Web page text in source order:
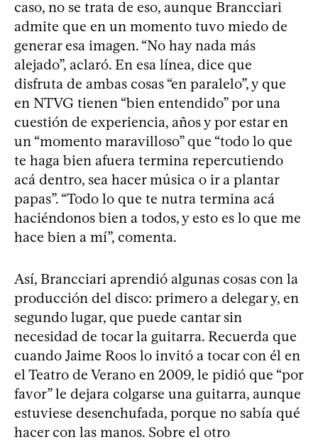
caso, no se trata de eso, aunque Brancciari
admite que en un momento tuvo miedo de
generar esa imagen. “No hay nada más
alejado”, aclaró. En esa línea, dice que
disfruta de ambas cosas “en paralelo”, y que
en NTVG tienen “bien entendido” por una
cuestión de experiencia, años y por estar en
un “momento maravilloso” que “todo lo que
te haga bien afuera termina repercutiendo
acá dentro, sea hacer música o ir a plantar
papas”. “Todo lo que te nutra termina acá
haciéndonos bien a todos, y esto es lo que me
hace bien a mí”, comenta.
Así, Brancciari aprendió algunas cosas con la
producción del disco: primero a delegar y, en
segundo lugar, que puede cantar sin
necesidad de tocar la guitarra. Recuerda que
cuando Jaime Roos lo invitó a tocar con él en
el Teatro de Verano en 2009, le pidió que “por
favor” le dejara colgarse una guitarra, aunque
estuviese desenchufada, porque no sabía qué
hacer con las manos. Sobre el otro